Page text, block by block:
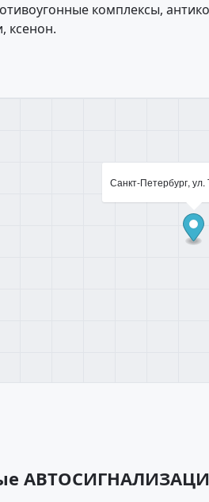
комплексы,
ксенон.
Санкт-Петербург,